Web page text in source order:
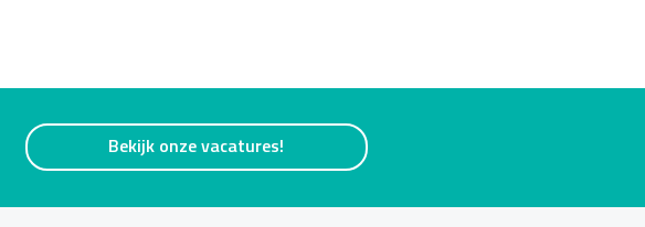
Bekijk onze vacatures!